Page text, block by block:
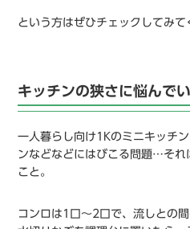
という方はぜひチェックしてみて
キッチンの狭さに悩んで
一人暮らし向け1Kのミニキッチ
ンなどなどにはびこる問題…それ
こと。
コンロは1口〜2口で、流しとの間